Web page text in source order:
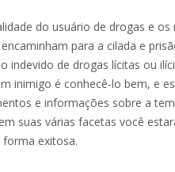
do usuário de drogas e os
para a cilada e
indevido de drogas lícitas ou
inimigo é conhecê-lo bem, e
e informações sobre a
suas várias facetas você
exitosa.